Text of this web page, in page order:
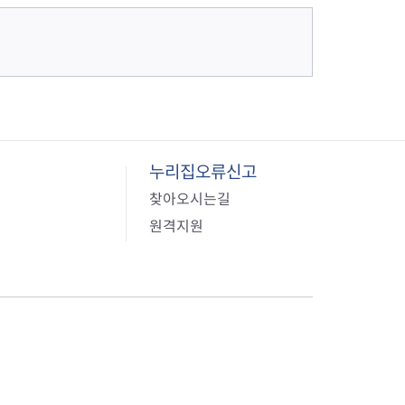
누리집오류신고
찾아오시는길
원격지원